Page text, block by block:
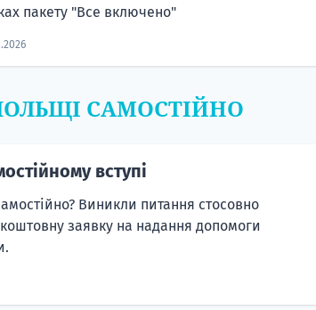
пакету "Все включено"
САМОСТІЙНО
вступі
Виникли питання стосовно
заявку на надання допомоги